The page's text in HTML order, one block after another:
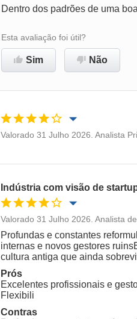
Oportunidade de promoção
Ambiente de trabalho
Recomenda esta empresa
Dentro dos padrões de uma
Esta avaliação foi útil?
Sim Não
Valorado 31 Julho 2026. Analista
Indústria com visão de
Oportunidade de promoção
Ambiente de trabalho
Recomenda esta empresa
Valorado 31 Julho 2026. Analista
Profundas e constantes
internas e novos gestores
cultura antiga que ainda
Prós
Excelentes profissionais e
Flexibili
Contras